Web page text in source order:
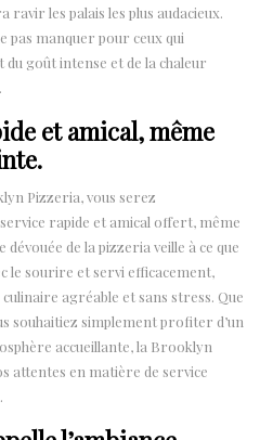
ravir les palais les plus audacieux.
pas manquer pour ceux qui
goût intense et de la chaleur
et amical, même
Pizzeria, vous serez
rapide et amical offert, même
dévouée de la pizzeria veille à ce que
le sourire et servi efficacement,
agréable et sans stress. Que
souhaitiez simplement profiter d’un
accueillante, la Brooklyn
attentes en matière de service